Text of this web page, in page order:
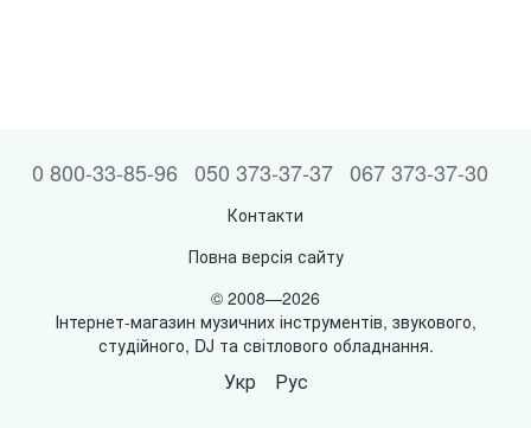
0 800-33-85-96 050 373-37-37 067 373-37-30
Контакти
Повна версія сайту
© 2008—2026
Інтернет-магазин музичних інструментів, звукового,
студійного, DJ та світлового обладнання.
Укр Рус